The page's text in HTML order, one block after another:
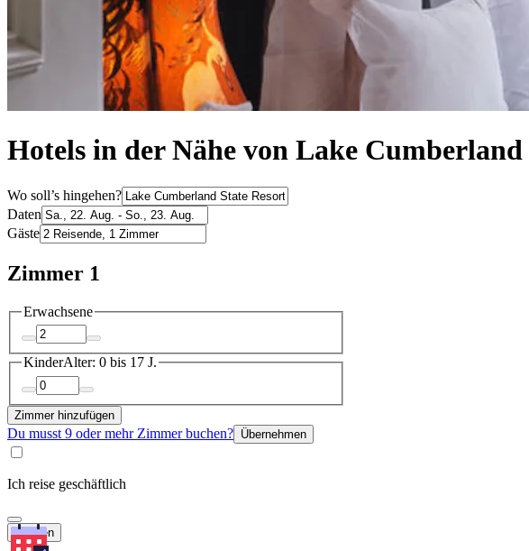
Hotels in der Nähe von Lake
Wo soll’s hingehen?
Daten
Gäste
Zimmer 1
Erwachsene
KinderAlter: 0 bis 17 J.
Zimmer hinzufügen
Du musst 9 oder mehr Zimmer buchen? Übernehmen
Ich reise geschäftlich
Suchen